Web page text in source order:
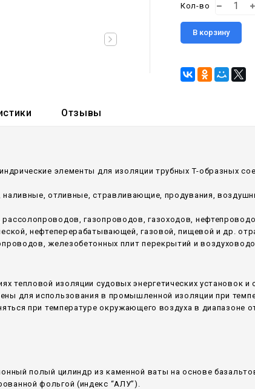
Кол-во
В корзину
Отзывы
элементы для изоляции трубных Т-образных
отливные, стравливающие, продувания,
газопроводов, газоходов,
нефтеперерабатывающей, газовой, пищевой и др.
железобетонных плит перекрытий и
тепловой изоляции судовых энергетических установок
для использования в промышленной изоляции при
при температуре окружающего воздуха в диапазоне
полый цилиндр из каменной ваты на основе
фольгой (индекс “АЛУ”).